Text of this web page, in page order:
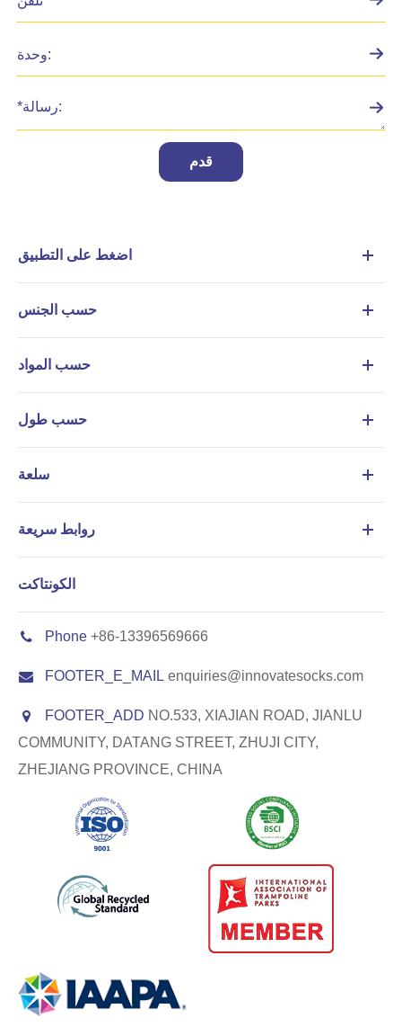
قدم
اضغط على التطبيق
حسب الجنس
حسب المواد
حسب طول
سلعة
روابط سريعة
الكونتاكت
Phone +86-13396569666
FOOTER_E_MAIL enquiries@innovatesocks.com
FOOTER_ADD NO.533, XIAJIAN ROAD, JIANLU
COMMUNITY, DATANG STREET, ZHUJI CITY,
ZHEJIANG PROVINCE, CHINA